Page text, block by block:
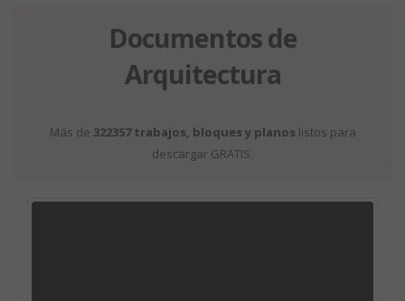
Documentos de
Arquitectura
Más de 322357 trabajos, bloques y planos listos para
descargar GRATIS.